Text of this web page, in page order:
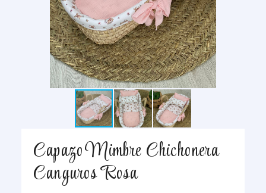
Capazo Mimbre Chichonera
Canguros Rosa